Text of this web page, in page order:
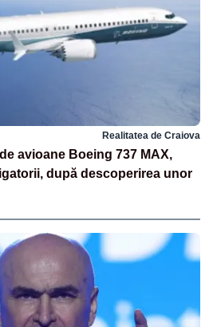
Realitatea de Craiova
avioane Boeing 737 MAX,
după descoperirea unor